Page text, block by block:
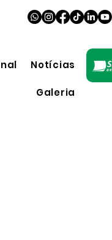
Notícias
Galeria